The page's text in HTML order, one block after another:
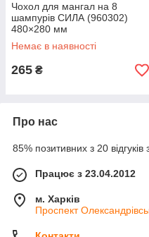
Чохол для мангал на 8
шампурів СИЛА (960302)
480×280 мм
Немає в наявності
265 ₴
Про нас
85% позитивних з 20 відгуків
Працює з 23.04.2012
м. Харків
Проспект